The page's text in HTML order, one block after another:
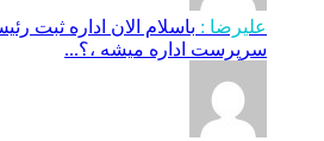
علیرضا : باسلام الان اداره ثبت
سرپرست اداره میشه ،؟...